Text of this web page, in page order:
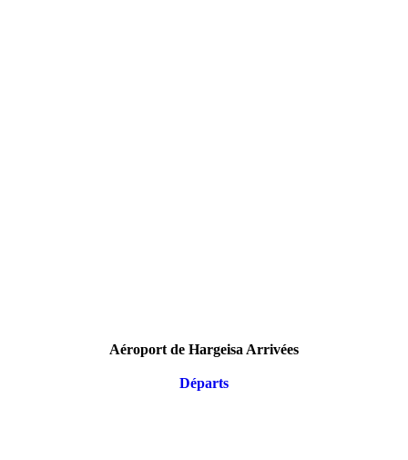
Aéroport de Hargeisa Arrivées
Départs